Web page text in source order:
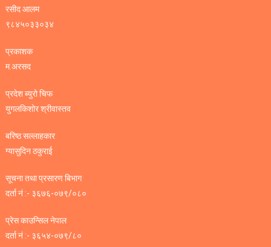
रसीद आलम
९८४५०३३०३४
प्रकाशक
म.अरसद
प्रदेश ब्युरो चिफ
युगलकिशोर श्रीवास्तव
बरिष्ठ सल्लाहकार
ग्यासुदिन ठकुराई
सूचना तथा प्रसारण बिभाग
दर्ता नं :- ३६७६-०७९/०८०
प्रेस काउन्सिल नेपाल
दर्ता नं :- ३६५४-०७९/८०